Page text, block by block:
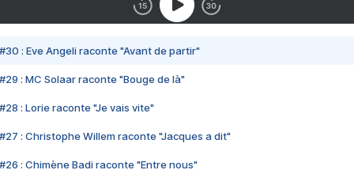
#30 : Eve Angeli raconte "Avant de partir"
#29 : MC Solaar raconte "Bouge de là"
#28 : Lorie raconte "Je vais vite"
#27 : Christophe Willem raconte "Jacques a dit"
#26 : Chimène Badi raconte "Entre nous"